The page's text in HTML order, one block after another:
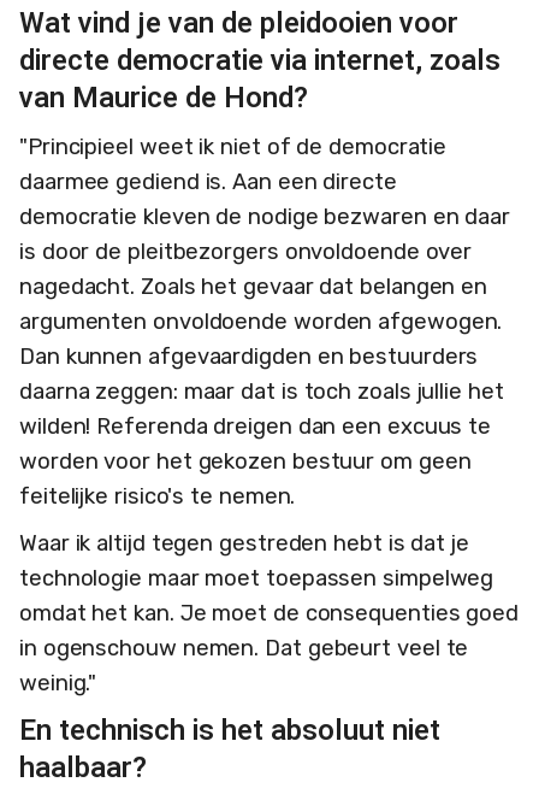
Wat vind je van de pleidooien voor
directe democratie via internet, zoals
van Maurice de Hond?
"Principieel weet ik niet of de democratie
daarmee gediend is. Aan een directe
democratie kleven de nodige bezwaren en daar
is door de pleitbezorgers onvoldoende over
nagedacht. Zoals het gevaar dat belangen en
argumenten onvoldoende worden afgewogen.
Dan kunnen afgevaardigden en bestuurders
daarna zeggen: maar dat is toch zoals jullie het
wilden! Referenda dreigen dan een excuus te
worden voor het gekozen bestuur om geen
feitelijke risico's te nemen.
Waar ik altijd tegen gestreden hebt is dat je
technologie maar moet toepassen simpelweg
omdat het kan. Je moet de consequenties goed
in ogenschouw nemen. Dat gebeurt veel te
weinig."
En technisch is het absoluut niet
haalbaar?